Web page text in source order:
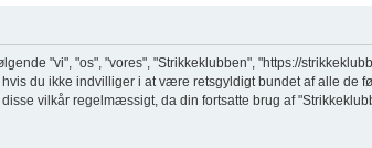
"vi", "os", "vores", "Strikkeklubben", "https://
du ikke indvilliger i at være retsgyldigt bundet af alle de
vilkår regelmæssigt, da din fortsatte brug af